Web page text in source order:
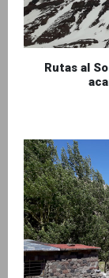
Rutas al